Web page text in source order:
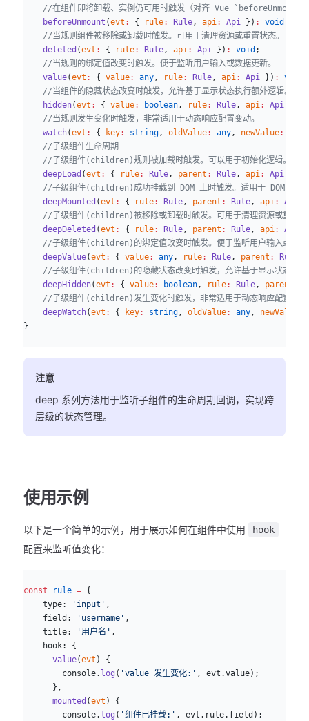
//在组件即将卸载、实例仍可用时触发（对齐 Vue `beforeUnmount`
    beforeUnmount
(evt : { rule: Rule , api : Api }) : void
    //当规则组件被移除或卸载时触发。可用于清理资源或重置状态。
    deleted
(evt : { rule: Rule , api : Api }) : void ;
    //当规则的绑定值改变时触发。便于监听用户输入或数据更新。
    value
(evt : { value: any , rule: Rule , api : Api }) : void
    //当组件的隐藏状态改变时触发，允许基于显示状态执行额外逻辑。
    hidden
(evt : { value: boolean , rule: Rule , api : Api
    //当规则发生变化时触发，非常适用于动态响应配置变动。
    watch
(evt : { key: string , oldValue: any , newValue:
    //子级组件生命周期
    //子级组件(children)规则被加载时触发。可以用于初始化逻辑。
    deepLoad
(evt : { rule: Rule , parent : Rule , api : Api
//子级组件(children)成功挂载到 DOM 上时触发。适用于 DOM 操作
    deepMounted
(evt : { rule: Rule , parent : Rule , api : Api
//子级组件(children)被移除或卸载时触发。可用于清理资源或重置状
    deepDeleted
(evt : { rule: Rule , parent : Rule , api : Api
//子级组件(children)的绑定值改变时触发。便于监听用户输入或数据
    deepValue
(evt : { value: any , rule: Rule , parent : Rule
//子级组件(children)的隐藏状态改变时触发，允许基于显示状态执行
    deepHidden
(evt : { value: boolean , rule: Rule , parent
//子级组件(children)发生变化时触发，非常适用于动态响应配置变动
    deepWatch
(evt : { key: string , oldValue: any , newValue
}
注意
deep 系列方法用于监听子组件的生命周期回调，实现跨
层级的状态管理。
使用示例
以下是一个简单的示例，用于展示如何在组件中使用 hook
配置来监听值变化：
const rule = {
    type:
'input' ,
    field:
'username' ,
    title:
'用户名' ,
    hook: {
      value
(evt ) {
        console.
log ( 'value 发生变化:' , evt.value);
      },
      mounted
(evt ) {
        console.
log ( '组件已挂载:' , evt.rule.field);